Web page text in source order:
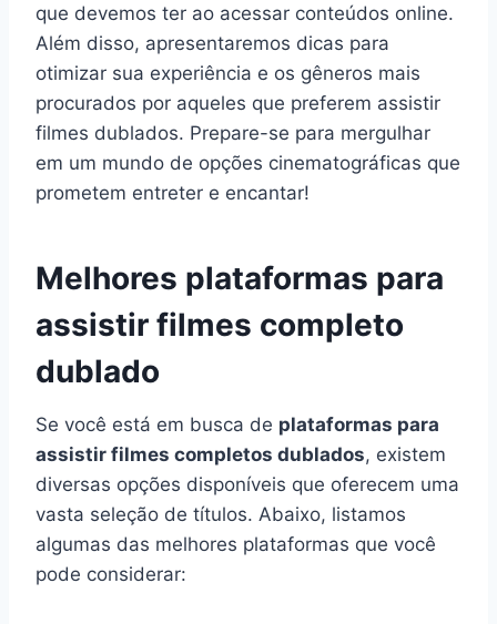
que devemos ter ao acessar conteúdos online.
Além disso, apresentaremos dicas para
otimizar sua experiência e os gêneros mais
procurados por aqueles que preferem assistir
filmes dublados. Prepare-se para mergulhar
em um mundo de opções cinematográficas que
prometem entreter e encantar!
Melhores plataformas para
assistir filmes completo
dublado
Se você está em busca de plataformas para
assistir filmes completos dublados, existem
diversas opções disponíveis que oferecem uma
vasta seleção de títulos. Abaixo, listamos
algumas das melhores plataformas que você
pode considerar: